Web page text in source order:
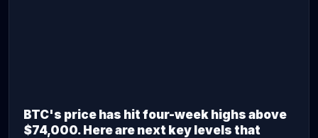
BTC's price has hit four-week highs above
$74,000. Here are next key levels that